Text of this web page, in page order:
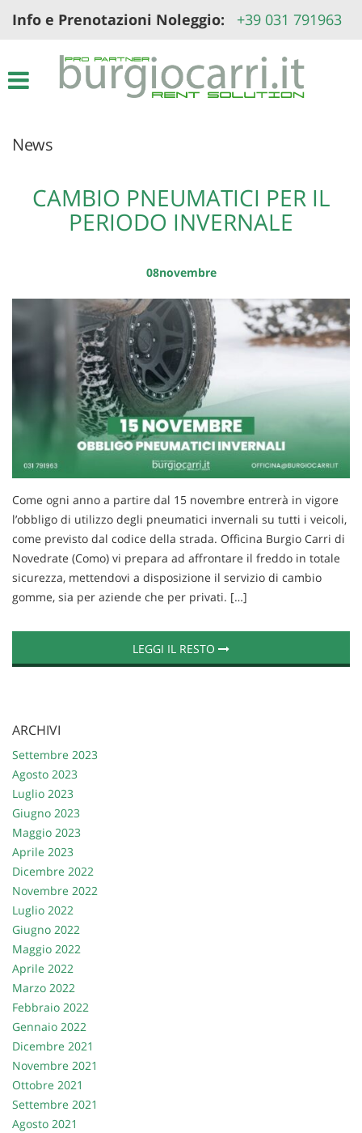
Info e Prenotazioni Noleggio: +39 031 791963
News
CAMBIO PNEUMATICI PER IL
PERIODO INVERNALE
08novembre
Come ogni anno a partire dal 15 novembre entrerà in vigore
l’obbligo di utilizzo degli pneumatici invernali su tutti i veicoli,
come previsto dal codice della strada. Officina Burgio Carri di
Novedrate (Como) vi prepara ad affrontare il freddo in totale
sicurezza, mettendovi a disposizione il servizio di cambio
gomme, sia per aziende che per privati. […]
LEGGI IL RESTO
ARCHIVI
Settembre 2023
Agosto 2023
Luglio 2023
Giugno 2023
Maggio 2023
Aprile 2023
Dicembre 2022
Novembre 2022
Luglio 2022
Giugno 2022
Maggio 2022
Aprile 2022
Marzo 2022
Febbraio 2022
Gennaio 2022
Dicembre 2021
Novembre 2021
Ottobre 2021
Settembre 2021
Agosto 2021
Le
preferenze
di
consenso
seguente
consente
esprimere
consenso
alle
di
tracciamento
adottiamo
per
funzionalità
e
svolgere
le
attività
di
seguito
descritte.
Per
di
questi
strumenti
di
tracciamento
si
rimanda
alla
cookie
policy.
Puoi
rivedere
e
modificare
le
tue
scelte
in
qualsiasi
momento.